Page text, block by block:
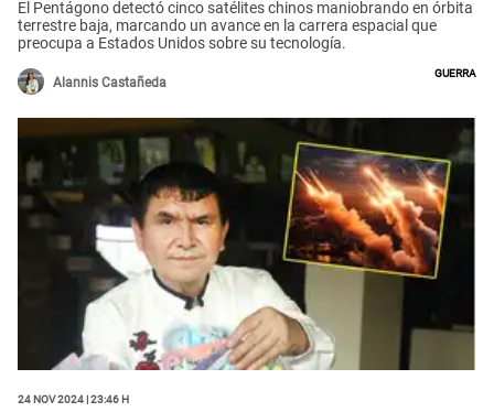
El Pentágono detectó cinco satélites chinos maniobrando en órbita
terrestre baja, marcando un avance en la carrera espacial que
preocupa a Estados Unidos sobre su tecnología.
Alannis Castañeda
Guerra
24 Nov 2024 | 23:46 h